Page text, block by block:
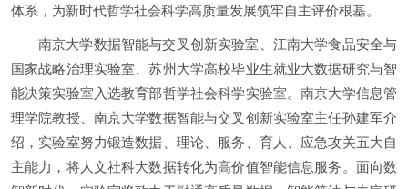
体系，为新时代哲学社会科学高质量发展筑牢自主评价根基。
南京大学数据智能与交叉创新实验室、江南大学食品安全与
国家战略治理实验室、苏州大学高校毕业生就业大数据研究与智
能决策实验室入选教育部哲学社会科学实验室。南京大学信息管
理学院教授、南京大学数据智能与交叉创新实验室主任孙建军介
绍，实验室努力锻造数据、理论、服务、育人、应急攻关五大自
主能力，将人文社科大数据转化为高价值智能信息服务。面向数